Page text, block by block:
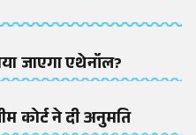
जाएगा एथेनॉल?
कोर्ट ने दी अनुमति